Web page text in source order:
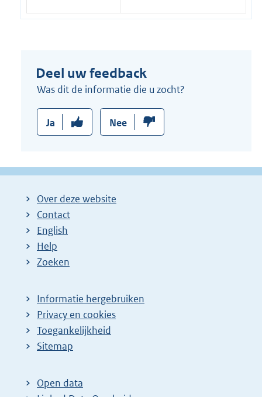
Deel uw feedback
Was dit de informatie die u zocht?
Ja Nee
Over deze website
Contact
English
Help
Zoeken
Informatie hergebruiken
Privacy en cookies
Toegankelijkheid
Sitemap
Open data